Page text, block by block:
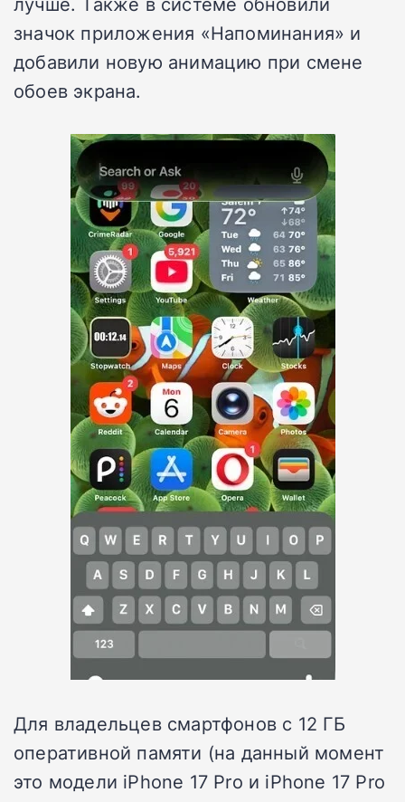
значок приложения «Напоминания» и
добавили новую анимацию при смене
обоев экрана.
Для владельцев смартфонов с 12 ГБ
оперативной памяти (на данный момент
это модели iPhone 17 Pro и iPhone 17 Pro